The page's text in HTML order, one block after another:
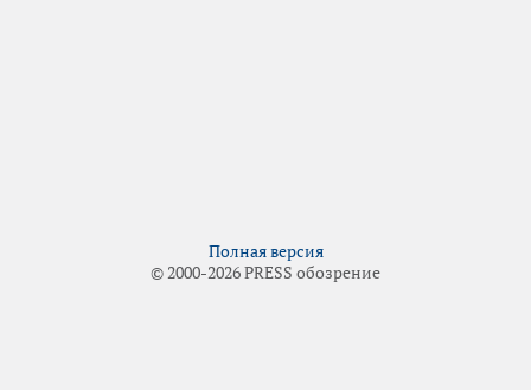
Полная версия
© 2000-2026 PRESS обозрение